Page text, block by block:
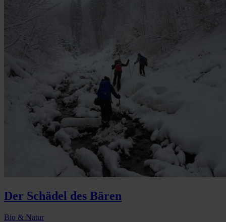
Der Schädel des Bären
Bio & Natur